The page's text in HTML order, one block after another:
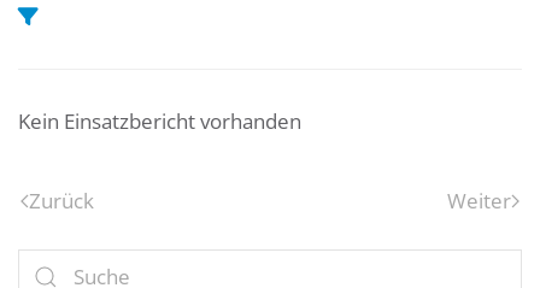
Kein Einsatzbericht vorhanden
Zurück Weiter